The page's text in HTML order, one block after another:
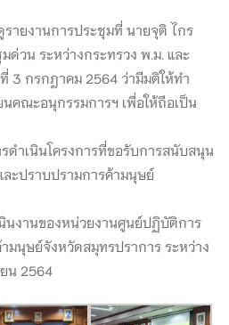
ายงานการประชุมที่ นายจุติ ไกร
ด่วน ระหว่างกระทรวง พ.ม. และ
3 กรกฎาคม 2564 ว่ามีมติให้ทำ
นคณะอนุกรรมการฯ เพื่อให้ถือเป็น
ดำเนินโครงการที่ขอรับการสนับสนุน
ะปราบปรามการค้ามนุษย์
นงานของหน่วยงานศูนย์ปฏิบัติการ
มนุษย์จังหวัดสมุทรปราการ ระหว่าง
น 2564